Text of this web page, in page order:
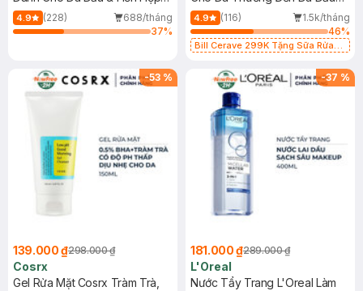
500ml
4.9 (228)
688/tháng
37%
473ml
4.9 (116)
1.5k/tháng
46%
Bill Cerave 299K Tặng Sữa Rửa
-53 %
139.000 ₫298.000 ₫
Cosrx
Gel Rửa Mặt Cosrx Tràm Trà,
-37 %
181.000 ₫289.000 ₫
L'Oreal
Nước Tẩy Trang L'Oreal Làm